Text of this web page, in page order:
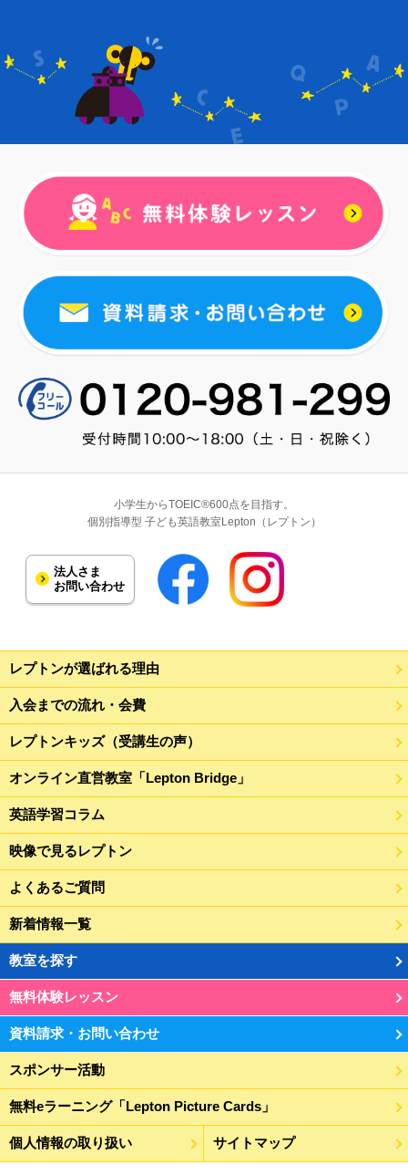
小学生からTOEIC®600点を目指す。
個別指導型 子ども英語教室Lepton（レプトン）
法人さま
お問い合わせ
レプトンが選ばれる理由
入会までの流れ・会費
レプトンキッズ（受講生の声）
オンライン直営教室「Lepton Bridge」
英語学習コラム
映像で見るレプトン
よくあるご質問
新着情報一覧
教室を探す
無料体験レッスン
資料請求・お問い合わせ
スポンサー活動
無料eラーニング「Lepton Picture Cards」
個人情報の取り扱い サイトマップ